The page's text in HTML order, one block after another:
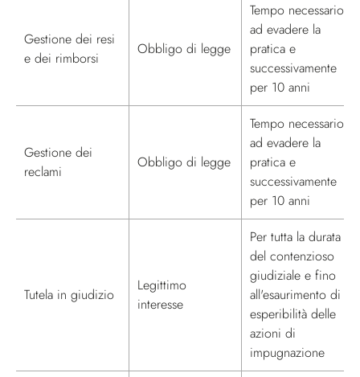
Gestione dei resi
e dei rimborsi
Obbligo di legge
Tempo necessario
ad evadere la
pratica e
successivamente
per 10 anni
Gestione dei
reclami
Obbligo di legge
Tempo necessario
ad evadere la
pratica e
successivamente
per 10 anni
Tutela in giudizio
Legittimo
interesse
Per tutta la durata
del contenzioso
giudiziale e fino
all'esaurimento di
esperibilità delle
azioni di
impugnazione